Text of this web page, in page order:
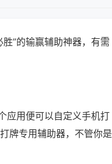
”的输赢辅助神器，有需
应用便可以自定义手机打
牌专用辅助器，不管你是